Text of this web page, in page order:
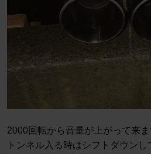
2000回転から音量が上がって来ま
トンネル入る時はシフトダウンし